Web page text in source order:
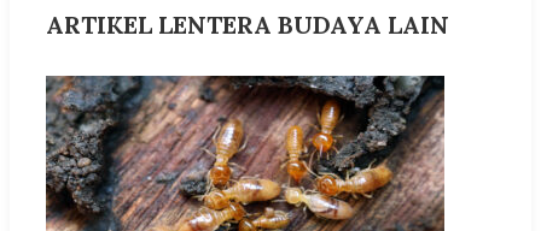
ARTIKEL LENTERA BUDAYA LAIN